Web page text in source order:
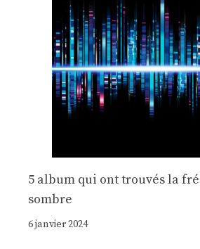
5 album qui ont trouvés la
sombre
6 janvier 2024